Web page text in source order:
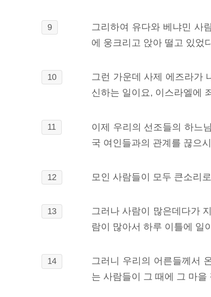
9
그리하여 유다와 베냐민 사
에 웅크리고 앉아 떨고 있었
10
그런 가운데 사제 에즈라가
신하는 일이요, 이스라엘에
11
이제 우리의 선조들의 하느
국 여인들과의 관계를 끊으
12 모인 사람들이 모두 큰소리
13
그러나 사람이 많은데다가
람이 많아서 하루 이틀에 일
14
그러니 우리의 어른들께서
는 사람들이 그 때에 그 마